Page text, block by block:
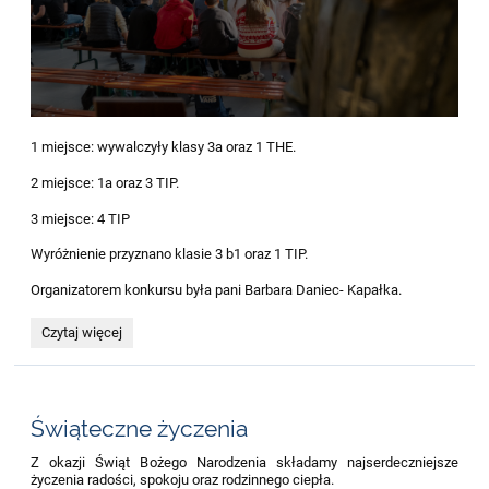
1 miejsce: wywalczyły klasy 3a oraz 1 THE.
2 miejsce: 1a oraz 3 TIP.
3 miejsce: 4 TIP
Wyróżnienie przyznano klasie 3 b1 oraz 1 TIP.
Organizatorem konkursu była pani Barbara Daniec- Kapałka.
18
odbył
kolęd
pastorałek.:
Czytaj więcej
Świąteczne życzenia
Z okazji Świąt Bożego Narodzenia składamy najserdeczniejsze
życzenia radości, spokoju oraz rodzinnego ciepła.